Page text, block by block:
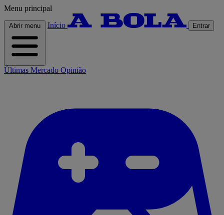
Menu principal
Abrir menu Início Entrar
Últimas Mercado Opinião